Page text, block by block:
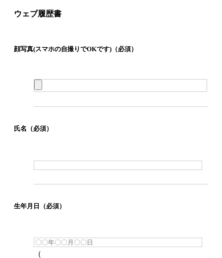
ウェブ履歴書
顔写真(スマホの自撮りでOKです) （必須）
氏名 （必須）
生年月日 （必須）
（